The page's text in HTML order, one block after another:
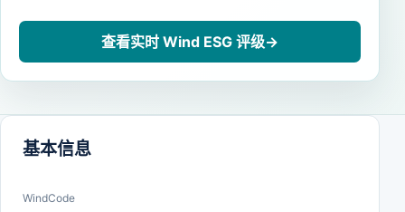
查看实时 Wind ESG 评级→
基本信息
WindCode